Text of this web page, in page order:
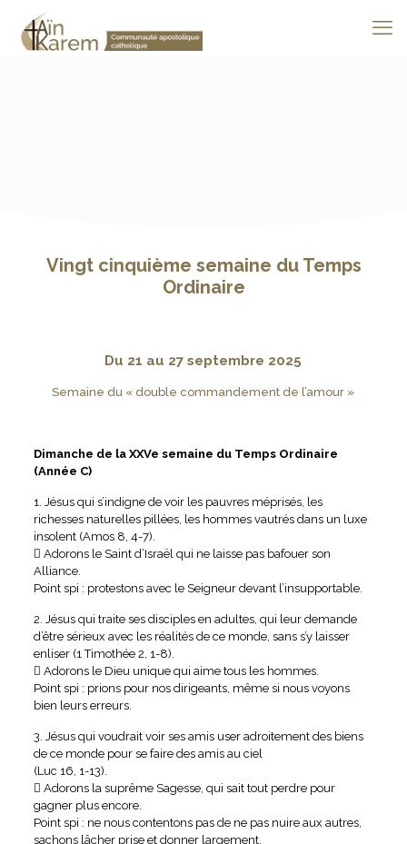
Vingt cinquième semaine du Temps
Ordinaire
Du 21 au 27 septembre 2025
Semaine du « double commandement de l’amour »
Dimanche de la XXVe semaine du Temps Ordinaire
(Année C)
1. Jésus qui s’indigne de voir les pauvres méprisés, les
richesses naturelles pillées, les hommes vautrés dans un luxe
insolent (Amos 8, 4-7).
 Adorons le Saint d’Israël qui ne laisse pas bafouer son
Alliance.
Point spi : protestons avec le Seigneur devant l’insupportable.
2. Jésus qui traite ses disciples en adultes, qui leur demande
d’être sérieux avec les réalités de ce monde, sans s’y laisser
enliser (1 Timothée 2, 1-8).
 Adorons le Dieu unique qui aime tous les hommes.
Point spi : prions pour nos dirigeants, même si nous voyons
bien leurs erreurs.
3. Jésus qui voudrait voir ses amis user adroitement des biens
de ce monde pour se faire des amis au ciel
(Luc 16, 1-13).
 Adorons la suprême Sagesse, qui sait tout perdre pour
gagner plus encore.
Point spi : ne nous contentons pas de ne pas nuire aux autres,
sachons lâcher prise et donner largement.